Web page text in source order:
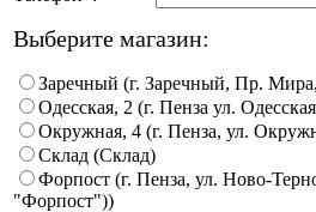
Выберите магазин:
Заречный (г. Заречный, Пр.
Одесская, 2 (г. Пенза ул.
Окружная, 4 (г. Пенза, ул.
Склад (Склад)
Форпост (г. Пенза, ул. Ново-
"Форпост"))